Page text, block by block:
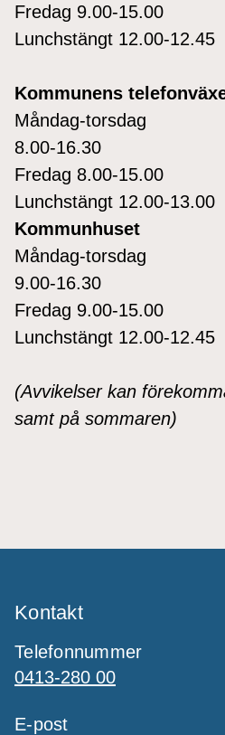
Fredag 9.00-15.00
Lunchstängt 12.00-12.45
Kommunens
Måndag-torsdag
8.00-16.30
Fredag 8.00-15.00
Lunchstängt 12.00-13.00
Kommunhuset
Måndag-torsdag
9.00-16.30
Fredag 9.00-15.00
Lunchstängt 12.00-12.45
(Avvikelser kan
samt på sommaren)
Kontakt
Telefonnummer
0413-280 00
E-post